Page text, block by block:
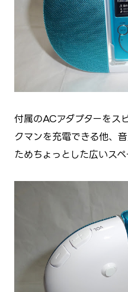
付属のACアダプターをス
クマンを充電できる他、
ためちょっとした広いスペ